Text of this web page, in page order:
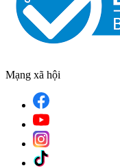
Mạng xã hội